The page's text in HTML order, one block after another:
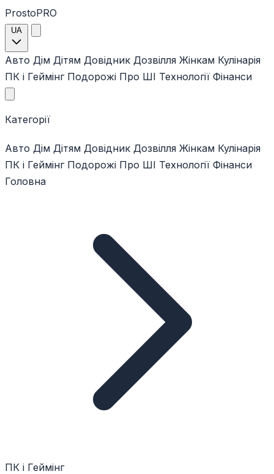
ProstoPRO
UA
Авто Дім Дітям Довідник Дозвілля Жінкам Кулінарія
ПК і Геймінг Подорожі Про ШІ Технології Фінанси
Категорії
Авто Дім Дітям Довідник Дозвілля Жінкам Кулінарія
ПК і Геймінг Подорожі Про ШІ Технології Фінанси
Головна
ПК і Геймінг